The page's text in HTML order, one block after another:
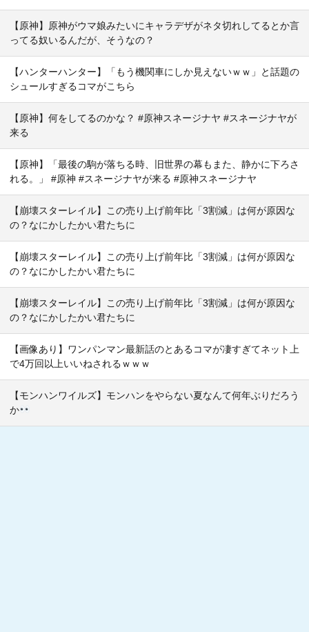
【原神】原神がウマ娘みたいにキャラデザがネタ切れしてるとか言
ってる奴いるんだが、そうなの？
【ハンターハンター】「もう機関車にしか見えないｗｗ」と話題の
シュールすぎるコマがこちら
【原神】何をしてるのかな？ #原神スネージナヤ #スネージナヤが
来る
【原神】「最後の駒が落ちる時、旧世界の幕もまた、静かに下ろさ
れる。」 #原神 #スネージナヤが来る #原神スネージナヤ
【崩壊スターレイル】この売り上げ前年比「3割減」は何が原因な
の？なにかしたかい君たちに
【崩壊スターレイル】この売り上げ前年比「3割減」は何が原因な
の？なにかしたかい君たちに
【崩壊スターレイル】この売り上げ前年比「3割減」は何が原因な
の？なにかしたかい君たちに
【画像あり】ワンパンマン最新話のとあるコマが凄すぎてネット上
で4万回以上いいねされるｗｗｗ
【モンハンワイルズ】モンハンをやらない夏なんて何年ぶりだろう
か